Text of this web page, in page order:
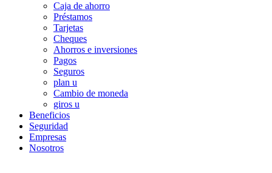
Caja de ahorro
Préstamos
Tarjetas
Cheques
Ahorros e inversiones
Pagos
Seguros
plan u
Cambio de moneda
giros u
Beneficios
Seguridad
Empresas
Nosotros